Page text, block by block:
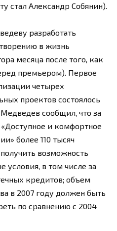
стал Александр Собянин).
разработать
в жизнь
месяца после того, как
премьером). Первое
четырех
проектов состоялось
сообщил, что за
и комфортное
более 110 тысяч
возможность
в том числе за
кредитов; объем
в 2007 году должен быть
по сравнению с 2004